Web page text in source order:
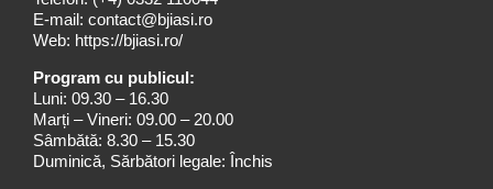
E-mail: contact@bjiasi.ro
Web: https://bjiasi.ro/
Program cu publicul:
Luni: 09.30 – 16.30
Marți – Vineri: 09.00 – 20.00
Sâmbătă: 8.30 – 15.30
Duminică, Sărbători legale: Închis